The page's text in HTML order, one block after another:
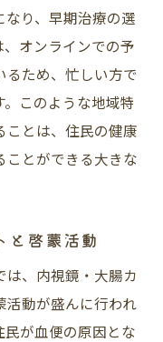
なり、早期治療の選
オンラインでの予
るため、忙しい方で
このような地域特
ことは、住民の健康
ことができる大きな
と啓蒙活動
、内視鏡・大腸カ
活動が盛んに行われ
が血便の原因とな